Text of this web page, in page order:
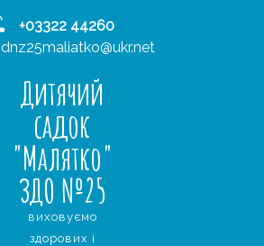
+03322 44260
dnz25maliatko@ukr.net
Дитячий
садок
"Малятко"
ЗДО №25
виховуємо
здорових і